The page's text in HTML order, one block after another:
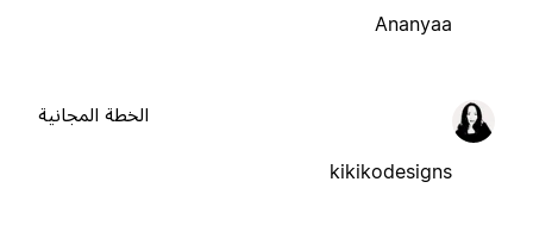
Ananyaa
kikikodesigns
الخطة المجانية